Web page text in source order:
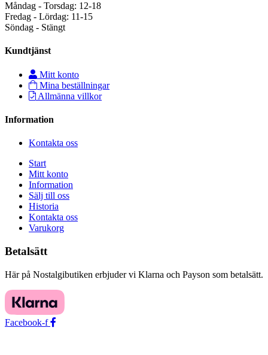
Måndag - Torsdag: 12-18
Fredag - Lördag: 11-15
Söndag - Stängt
Kundtjänst
Mitt konto
Mina beställningar
Allmänna villkor
Information
Kontakta oss
Start
Mitt konto
Information
Sälj till oss
Historia
Kontakta oss
Varukorg
Betalsätt
Här på Nostalgibutiken erbjuder vi Klarna och Payson som betalsätt.
Facebook-f